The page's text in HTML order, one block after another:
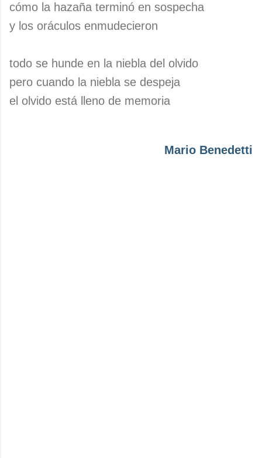
cómo la hazaña terminó en sospecha
y los oráculos enmudecieron
todo se hunde en la niebla del olvido
pero cuando la niebla se despeja
el olvido está lleno de memoria
Mario Benedetti